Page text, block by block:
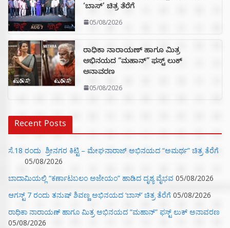
‘ಬಾಸ್’ ಚಿತ್ರ ತೆರೆಗೆ
05/08/2026
ರಾಧಿಕಾ ನಾರಾಯಣ್ ಹಾಗೂ ಮಿತ್ರ
ಅಭಿನಯದ “ಮಹಾನ್” ಫಸ್ಟ್ ಲುಕ್
ಅನಾವರಣ
05/08/2026
Recent Posts
ಸೆ.18 ರಂದು ಶ್ರೀನಗರ ಕಿಟ್ಟಿ – ಮೇಘನಾರಾಜ್ ಅಭಿನಯದ “ಅಮರ್ಥ” ಚಿತ್ರ ತೆರೆಗೆ
05/08/2026
ಬಾದಾಮಿಯಲ್ಲಿ “ಕರ್ಣಾಟಬಲಂ ಅಜೇಯಂ” ಹಾಡಿದ ದೃಶ್ಯ ವೈಭವ 05/08/2026
ಆಗಸ್ಟ್ 7 ರಂದು ತನುಷ್ ಶಿವಣ್ಣ ಅಭಿನಯದ ‘ಬಾಸ್’ ಚಿತ್ರ ತೆರೆಗೆ 05/08/2026
ರಾಧಿಕಾ ನಾರಾಯಣ್ ಹಾಗೂ ಮಿತ್ರ ಅಭಿನಯದ “ಮಹಾನ್” ಫಸ್ಟ್ ಲುಕ್ ಅನಾವರಣ
05/08/2026